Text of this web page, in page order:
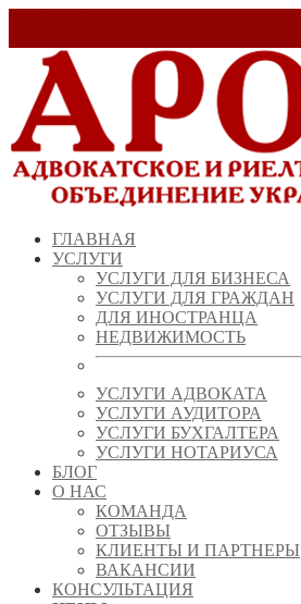
ГЛАВНАЯ
УСЛУГИ
УСЛУГИ ДЛЯ БИЗНЕСА
УСЛУГИ ДЛЯ ГРАЖДАН
ДЛЯ ИНОСТРАНЦА
НЕДВИЖИМОСТЬ
УСЛУГИ АДВОКАТА
УСЛУГИ АУДИТОРА
УСЛУГИ БУХГАЛТЕРА
УСЛУГИ НОТАРИУСА
БЛОГ
О НАС
КОМАНДА
ОТЗЫВЫ
КЛИЕНТЫ И ПАРТНЕРЫ
ВАКАНСИИ
КОНСУЛЬТАЦИЯ